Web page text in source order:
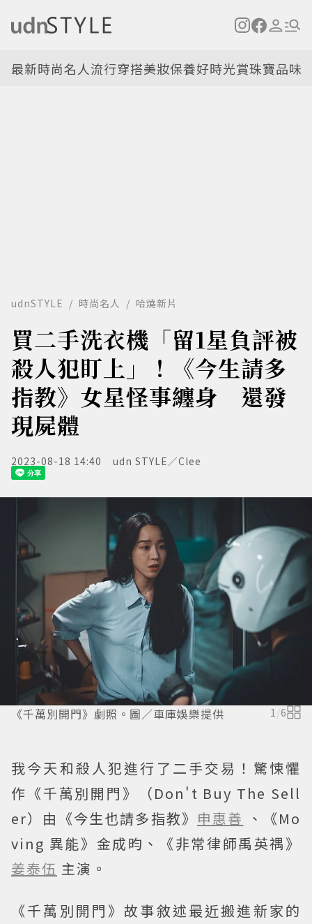
最新時尚名人流行穿搭美妝保養好時光賞珠寶品味
udnSTYLE 時尚名人 哈燒新片
買二手洗衣機「留1星負評被
殺人犯盯上」！《今生請多
指教》女星怪事纏身 還發
現屍體
2023-08-18 14:40 udn STYLE／Clee
《千萬別開門》劇照。圖／車庫娛樂提供 1/6
我今天和殺人犯進行了二手交易！驚悚懼
作《千萬別開門》（Don't Buy The Sell
er）由《今生也請多指教》 申惠善 、《Mo
ving 異能》金成昀、《非常律師禹英禑》
姜泰伍 主演。
《千萬別開門》故事敘述最近搬進新家的